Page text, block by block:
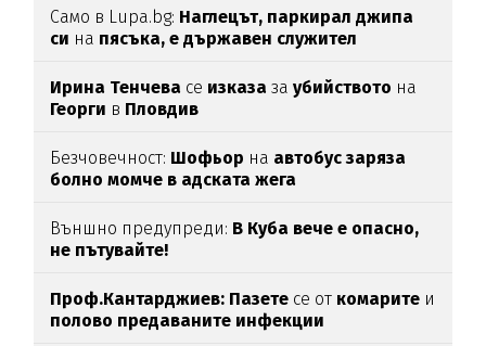
Само в Lupa.bg: Наглецът, паркирал джипа
си на пясъка, е държавен служител
Ирина Тенчева се изказазаубийството на
Георги в Пловдив
Безчовечност: Шофьор на автобус заряза
болно момче в адската жега
Външно предупреди: В Куба вече е опасно,
не пътувайте!
Проф.Кантарджиев: Пазете се от комарите и
полово предаваните инфекции